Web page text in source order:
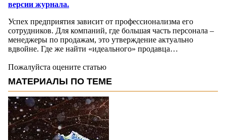
версии журнала.
Успех предприятия зависит от профессионализма его
сотрудников. Для компаний, где большая часть персонала –
менеджеры по продажам, это утверждение актуально
вдвойне. Где же найти «идеального» продавца…
Пожалуйста оцените статью
МАТЕРИАЛЫ ПО ТЕМЕ